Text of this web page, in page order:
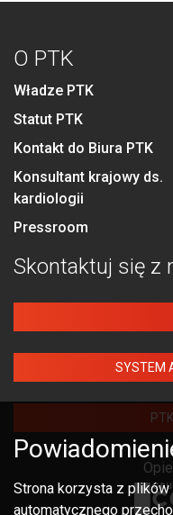
O PTK
Władze PTK
Statut PTK
Kontakt do Biura PTK
Konsultant krajowy ds.
kardiologii
Pressroom
Skontaktuj się z
SYSTEM
Strona korzysta z
automatycznego